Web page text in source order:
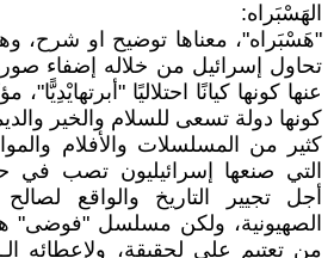
الهَسْبَراه:
"هَسْبَراه"، معناها توضيح او شرح،
تحاول إسرائيل من خلاله إضفاء صورة
عنها كونها كيانًا احتلاليًا
كونها دولة تسعى للسلام والخير
كثير من المسلسلات والأفلام
التي صنعها إسرائيليون تصب في
أجل تجيير التاريخ والواقع
الصهيونية، ولكن مسلسل "فوضى"
من تعتيم على لحقيقة، ولإعطائه